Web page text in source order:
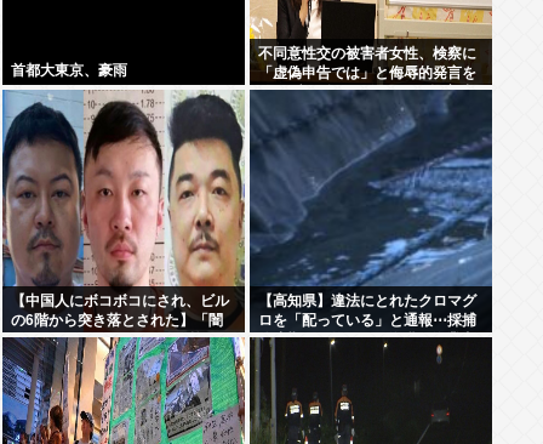
首都大東京、豪雨
不同意性交の被害者女性、検察に
「虚偽申告では」と侮辱的発言を
されブチギレ、500万円の損害賠
償を求め提訴
【中国人にボコボコにされ、ビル
の6階から突き落とされた】「闇
バイト」 トクリュウの使い捨てに
された悲惨すぎる実態 募集時の約
束は「月収300万円」も、組織に
入った瞬間、「お前たちはだまさ
れた」
【高知県】違法にとれたクロマグ
ロを「配っている」と通報⋯採捕
停止期間に約274kg漁獲、漁業者3
人を書類送検「網にかかり放流が